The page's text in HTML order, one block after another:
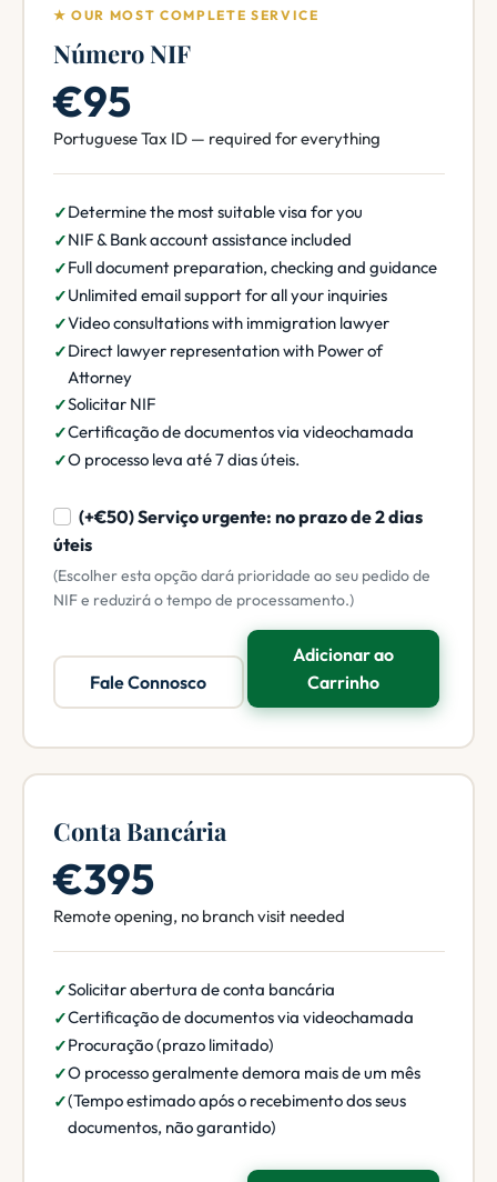
★ OUR MOST COMPLETE SERVICE
Número NIF
€95
Portuguese Tax ID — required for everything
Determine the most suitable visa for you
NIF & Bank account assistance included
Full document preparation, checking and guidance
Unlimited email support for all your inquiries
Video consultations with immigration lawyer
Direct lawyer representation with Power of
Attorney
Solicitar NIF
Certificação de documentos via videochamada
O processo leva até 7 dias úteis.
(+€50) Serviço urgente: no prazo de 2 dias
úteis
(Escolher esta opção dará prioridade ao seu pedido de
NIF e reduzirá o tempo de processamento.)
Fale Connosco
Adicionar ao
Carrinho
Conta Bancária
€395
Remote opening, no branch visit needed
Solicitar abertura de conta bancária
Certificação de documentos via videochamada
Procuração (prazo limitado)
O processo geralmente demora mais de um mês
(Tempo estimado após o recebimento dos seus
documentos, não garantido)